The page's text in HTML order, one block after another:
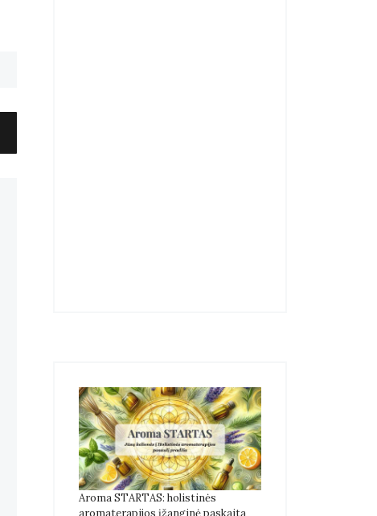
Aroma STARTAS: holistinės
aromaterapijos įžanginė paskaita